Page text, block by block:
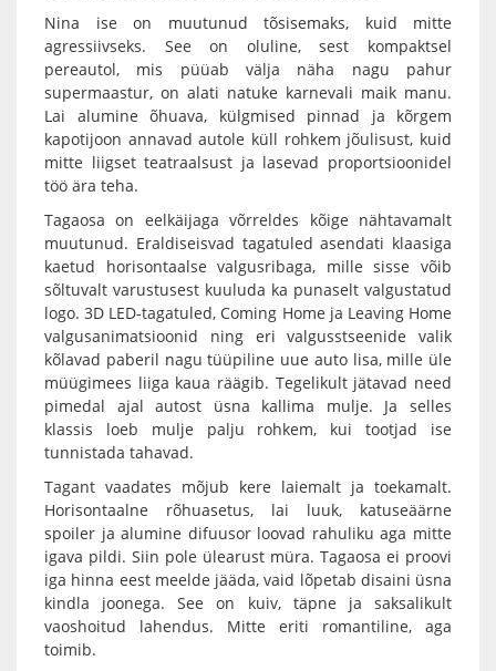
Nina ise on muutunud tõsisemaks, kuid mitte
agressiivseks. See on oluline, sest kompaktsel
pereautol, mis püüab välja näha nagu pahur
supermaastur, on alati natuke karnevali maik manu.
Lai alumine õhuava, külgmised pinnad ja kõrgem
kapotijoon annavad autole küll rohkem jõulisust, kuid
mitte liigset teatraalsust ja lasevad proportsioonidel
töö ära teha.
Tagaosa on eelkäijaga võrreldes kõige nähtavamalt
muutunud. Eraldiseisvad tagatuled asendati klaasiga
kaetud horisontaalse valgusribaga, mille sisse võib
sõltuvalt varustusest kuuluda ka punaselt valgustatud
logo. 3D LED-tagatuled, Coming Home ja Leaving Home
valgusanimatsioonid ning eri valgusstseenide valik
kõlavad paberil nagu tüüpiline uue auto lisa, mille üle
müügimees liiga kaua räägib. Tegelikult jätavad need
pimedal ajal autost üsna kallima mulje. Ja selles
klassis loeb mulje palju rohkem, kui tootjad ise
tunnistada tahavad.
Tagant vaadates mõjub kere laiemalt ja toekamalt.
Horisontaalne rõhuasetus, lai luuk, katuseäärne
spoiler ja alumine difuusor loovad rahuliku aga mitte
igava pildi. Siin pole ülearust müra. Tagaosa ei proovi
iga hinna eest meelde jääda, vaid lõpetab disaini üsna
kindla joonega. See on kuiv, täpne ja saksalikult
vaoshoitud lahendus. Mitte eriti romantiline, aga
toimib.